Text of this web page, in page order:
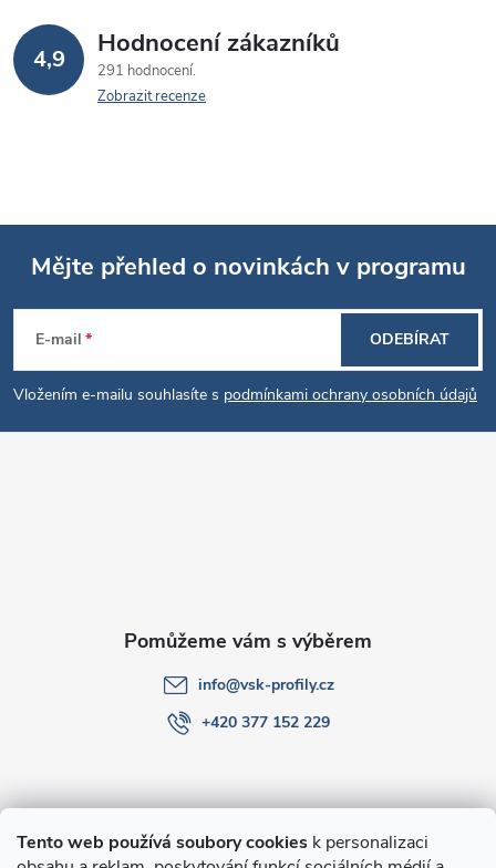
Tento web používá soubory cookies k personalizaci
4,9 Hodnocení zákazníků
291 hodnocení
Zobrazit recenze
Z
á
p
Mějte přehled o novinkách v programu
E-mail
Vložením e-mailu souhlasíte s podmínkami ochrany osobních údajů
ODEBÍRAT
info@vsk-profily.cz
+420 377 152 229